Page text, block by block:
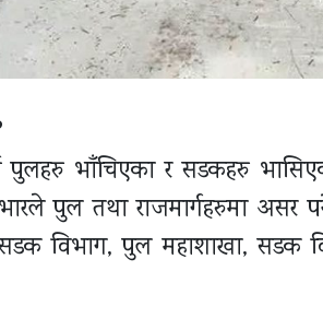
पुलहरु भाँचिएका र सडकहरु
पुल तथा राजमार्गहरुमा असर
सडक विभाग, पुल महाशाखा, सडक